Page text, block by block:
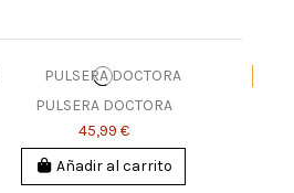
PULSERA DOCTORA
45,99 €
Añadir al carrito